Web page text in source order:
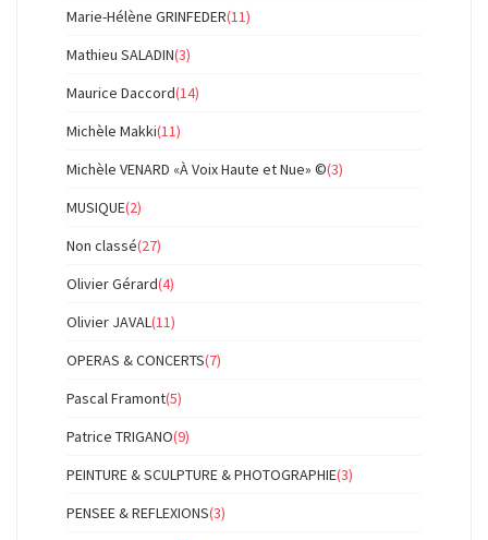
Marie-Hélène GRINFEDER(11)
Mathieu SALADIN(3)
Maurice Daccord(14)
Michèle Makki(11)
Michèle VENARD «À Voix Haute et Nue» ©(3)
MUSIQUE(2)
Non classé(27)
Olivier Gérard(4)
Olivier JAVAL(11)
OPERAS & CONCERTS(7)
Pascal Framont(5)
Patrice TRIGANO(9)
PEINTURE & SCULPTURE & PHOTOGRAPHIE(3)
PENSEE & REFLEXIONS(3)